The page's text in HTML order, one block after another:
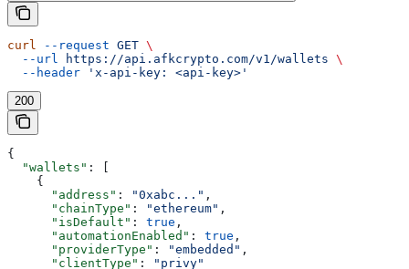
curl --request GET \
  --url
https://api.afkcrypto.com/v1/wallets \
  --header
'x-api-key: <api-key>'
200
{
  "wallets"
: [
    {
      "address"
: "0xabc..." ,
      "chainType"
: "ethereum" ,
      "isDefault"
: true ,
      "automationEnabled"
: true ,
      "providerType"
: "embedded" ,
      "clientType"
:
"privy"